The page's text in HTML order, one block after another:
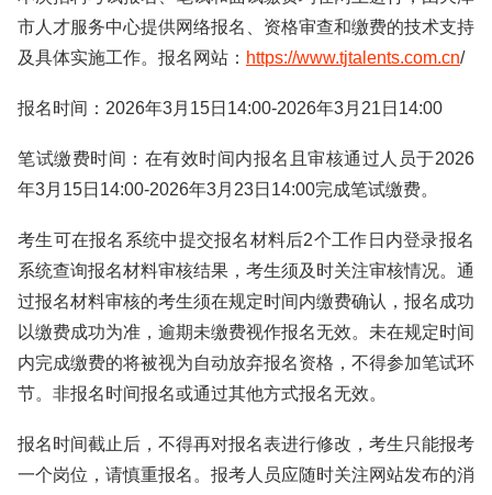
市人才服务中心提供网络报名、资格审查和缴费的技术支持
及具体实施工作。报名网站： https://www.tjtalents.com.cn/
报名时间：2026年3月15日14:00-2026年3月21日14:00
笔试缴费时间：在有效时间内报名且审核通过人员于2026
年3月15日14:00-2026年3月23日14:00完成笔试缴费。
考生可在报名系统中提交报名材料后2个工作日内登录报名
系统查询报名材料审核结果，考生须及时关注审核情况。通
过报名材料审核的考生须在规定时间内缴费确认，报名成功
以缴费成功为准，逾期未缴费视作报名无效。未在规定时间
内完成缴费的将被视为自动放弃报名资格，不得参加笔试环
节。非报名时间报名或通过其他方式报名无效。
报名时间截止后，不得再对报名表进行修改，考生只能报考
一个岗位，请慎重报名。报考人员应随时关注网站发布的消